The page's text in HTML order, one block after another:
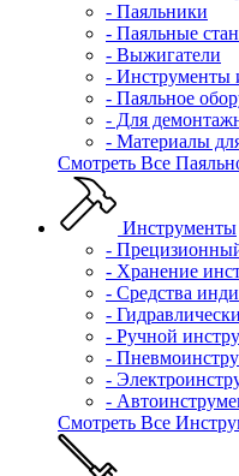
- Паяльники
- Паяльные
- Выжигатели
- Инструменты
- Паяльное
- Для
- Материалы
Смотреть Все
Инструменты
-
- Хранение
- Средства
-
- Ручной
-
-
-
Смотреть Все